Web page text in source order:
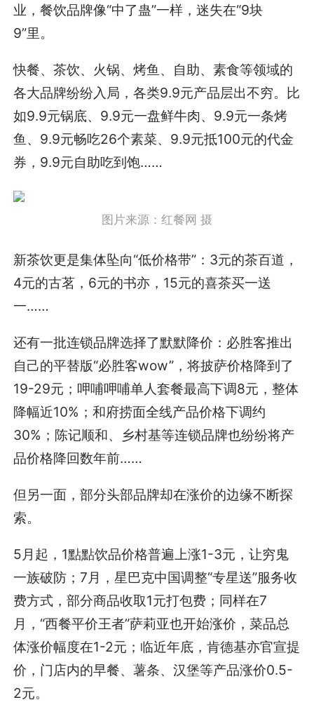
业，餐饮品牌像“中了蛊”一样，迷失在“9块
9”里。
快餐、茶饮、火锅、烤鱼、自助、素食等领域的
各大品牌纷纷入局，各类9.9元产品层出不穷。比
如9.9元锅底、9.9元一盘鲜牛肉、9.9元一条烤
鱼、9.9元畅吃26个素菜、9.9元抵100元的代金
券，9.9元自助吃到饱……
图片来源：红餐网 摄
新茶饮更是集体坠向“低价格带”：3元的茶百道，
4元的古茗，6元的书亦，15元的喜茶买一送
一……
还有一批连锁品牌选择了默默降价：必胜客推出
自己的平替版“必胜客wow”，将披萨价格降到了
19-29元；呷哺呷哺单人套餐最高下调8元，整体
降幅近10%；和府捞面全线产品价格下调约
30%；陈记顺和、乡村基等连锁品牌也纷纷将产
品价格降回数年前……
但另一面，部分头部品牌却在涨价的边缘不断探
索。
5月起，1點點饮品价格普遍上涨1-3元，让穷鬼
一族破防；7月，星巴克中国调整“专星送”服务收
费方式，部分商品收取1元打包费；同样在7
月，“西餐平价王者”萨莉亚也开始涨价，菜品总
体涨价幅度在1-2元；临近年底，肯德基亦官宣提
价，门店内的早餐、薯条、汉堡等产品涨价0.5-
2元。